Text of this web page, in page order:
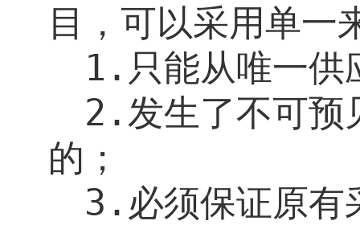
目，可以采用单一
1. 只能从唯一供
2.发生了不可预
的；
3. 必须保证原有